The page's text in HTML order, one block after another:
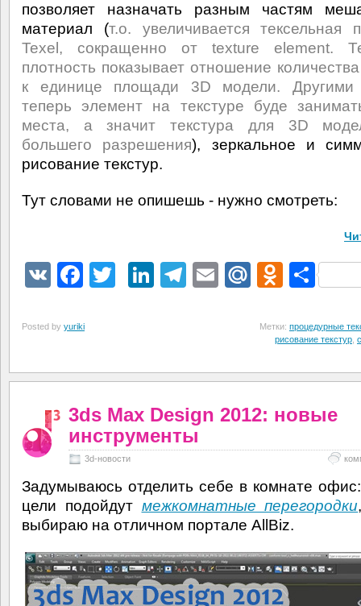
позволяет назначать разным частям
материал (т.о. увеличивается тексельная
Texel, сокращенно от texture element.
плотность показывает отношение
к единице площади 3D модели. Другими
теперь элемент на текстуре буде
места, а значит текстура для 3D
большего разрешения), зеркальное и
рисование текстур.
Тут словами не опишешь - нужно смотреть:
VK Facebook
TwitterLinkedIn
Telegram
EmailMail.Ru
Posted by yuriki Метки: процедурные
рисование текстур
3ds Max Design 2012: новые
инструменты
3d-новости
Задумываюсь отделить себе в комнате
цели подойдут межкомнатные перегородки
выбираю на отличном портале AllBiz.